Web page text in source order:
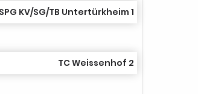
SPG KV/SG/TB Untertürkheim 1
TC Weissenhof 2